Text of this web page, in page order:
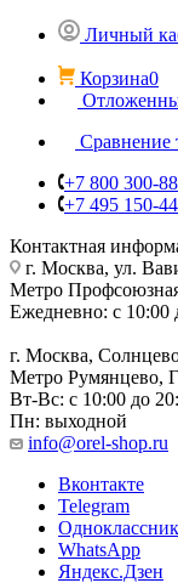
Личный
Корзина0
Сравнение
+7 800 300-
+7 495 150-
Контактная
г. Москва, ул.
Метро
Ежедневно: с 10:00
г. Москва,
Метро Румянцево,
Вт-Вс: с 10:00 до
Пн: выходной
info@orel-shop.ru
Вконтакте
Telegram
WhatsApp
Яндекс.Дзен